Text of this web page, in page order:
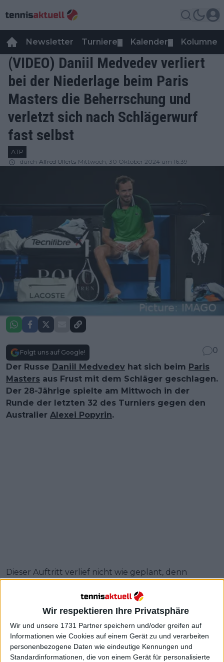
Wir respektieren Ihre Privatsphäre
Wir und unsere 1731 Partner speichern und/oder greifen auf
Informationen wie Cookies auf einem Gerät zu und verarbeiten
personenbezogene Daten wie eindeutige Kennungen und
Standardinformationen, die von einem Gerät für personalisierte
Newsletter Turniere Kalender Kolumnen
(VIDEO) Daniil Medvedev verliert
bei der Niederlage beim Paris
Masters die Beherrschung und
verletzt sich nach Schlägerwurf
fast selbst
ATP
durch Alfred Ulferts Mittwoch, 30 Oktober 2024 um 16:39
Folgt uns auf Google!
0
Der Russe Daniil Medvedev hat sich beim Paris
Masters aus Frust mit dem Schläger geschlagen.
Der 28-Jährige spielte am Mittwoch in der
Runde der letzten 32 des Turniers gegen den
Australier Alexei Popyrin.
Dieser Auftritt verlief nicht wie geplant, denn
des Wettkampfs unterliefen dem
Weltranglistenfünften 14 Doppelfehler, 11 mehr als
Frustration, als er sich versehentlich mit dem
Schläger schlug. DasVideoging auch auf den
sozialen Medien viral.